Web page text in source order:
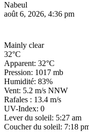
Nabeul
août 6, 2026, 4:36 pm
Mainly clear
32°C
Apparent: 32°C
Pression: 1017 mb
Humidité: 83%
Vent: 5.2 m/s NNW
Rafales : 13.4 m/s
UV-Index: 0
Lever du soleil: 5:27 am
Coucher du soleil: 7:18